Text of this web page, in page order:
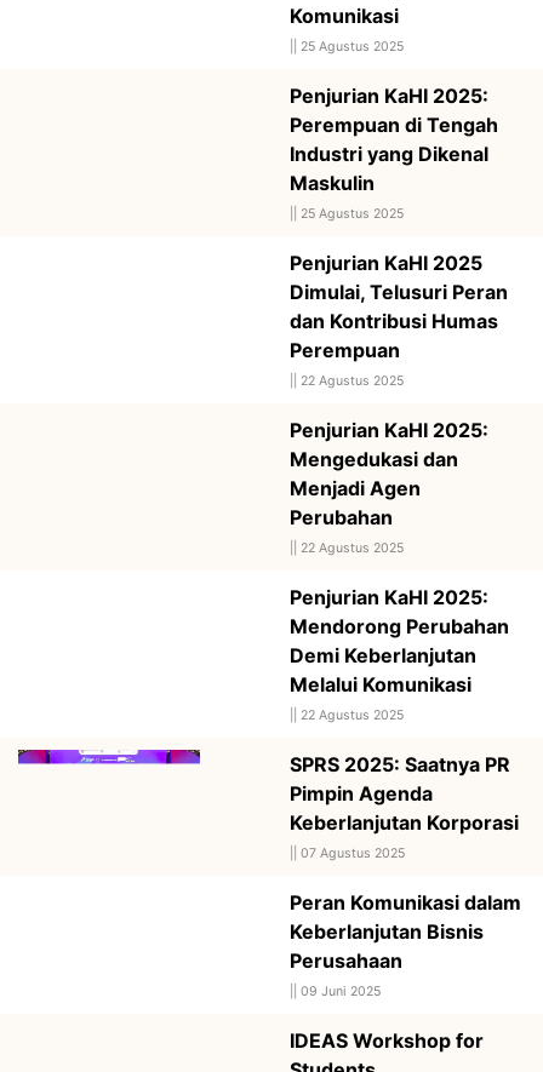
Komunikasi
25 Agustus 2025
Penjurian KaHI 2025:
Perempuan di Tengah
Industri yang Dikenal
Maskulin
25 Agustus 2025
Penjurian KaHI 2025
Dimulai, Telusuri Peran
dan Kontribusi Humas
Perempuan
22 Agustus 2025
Penjurian KaHI 2025:
Mengedukasi dan
Menjadi Agen
Perubahan
22 Agustus 2025
Penjurian KaHI 2025:
Mendorong Perubahan
Demi Keberlanjutan
Melalui Komunikasi
22 Agustus 2025
SPRS 2025: Saatnya PR
Pimpin Agenda
Keberlanjutan Korporasi
07 Agustus 2025
Peran Komunikasi dalam
Keberlanjutan Bisnis
Perusahaan
09 Juni 2025
IDEAS Workshop for